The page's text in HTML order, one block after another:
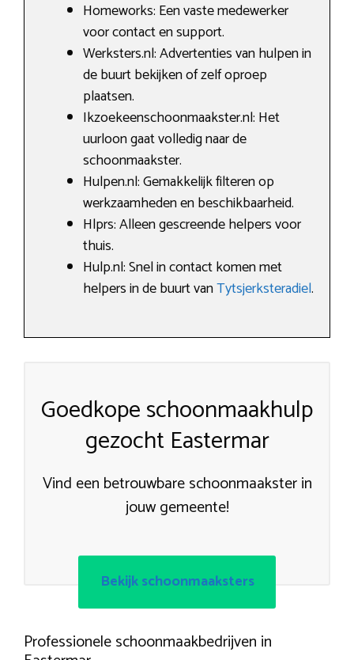
Homeworks: Een vaste medewerker
voor contact en support.
Werksters.nl: Advertenties van hulpen in
de buurt bekijken of zelf oproep
plaatsen.
Ikzoekeenschoonmaakster.nl: Het
uurloon gaat volledig naar de
schoonmaakster.
Hulpen.nl: Gemakkelijk filteren op
werkzaamheden en beschikbaarheid.
Hlprs: Alleen gescreende helpers voor
thuis.
Hulp.nl: Snel in contact komen met
helpers in de buurt vanTytsjerksteradiel.
Goedkope schoonmaakhulp
gezocht Eastermar
Vind een betrouwbare schoonmaakster in
jouw gemeente!
Bekijk schoonmaaksters
Professionele schoonmaakbedrijven in